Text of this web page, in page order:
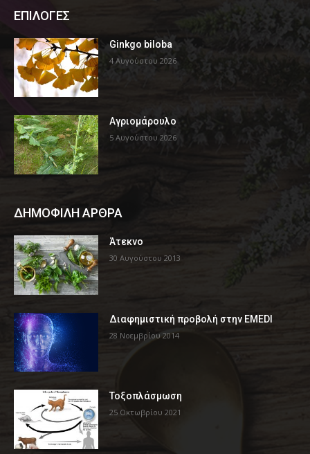
ΕΠΙΛΟΓΕΣ
Ginkgo biloba
4 Αυγούστου 2026
Αγριομάρουλο
5 Αυγούστου 2026
ΔΗΜΟΦΙΛΗ ΑΡΘΡΑ
Άτεκνο
30 Αυγούστου 2013
Διαφημιστική προβολή στην EMEDI
28 Νοεμβρίου 2014
Τοξοπλάσμωση
25 Οκτωβρίου 2021